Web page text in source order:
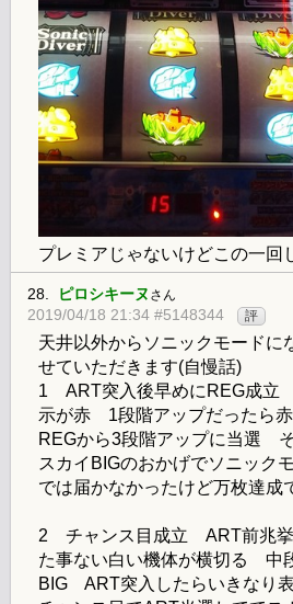
プレミアじゃないけどこの一回
28. ピロシキーヌ さん
2019/04/18 21:34 #5148344 評
天井以外からソニックモードに
せていただきます(自慢話)
1 ART突入後早めにREG成立
示が赤 1段階アップだったら
REGから3段階アップに当選
スカイBIGのおかげでソニック
では届かなかったけど万枚達成
2 チャンス目成立 ART前兆挙
た事ない白い機体が横切る 中
BIG ART突入したらいきなり